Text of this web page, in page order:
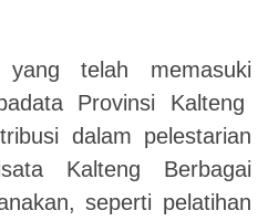
yang telah memasuki
Provinsi Kalteng
dalam pelestarian
Kalteng Berbagai
seperti pelatihan